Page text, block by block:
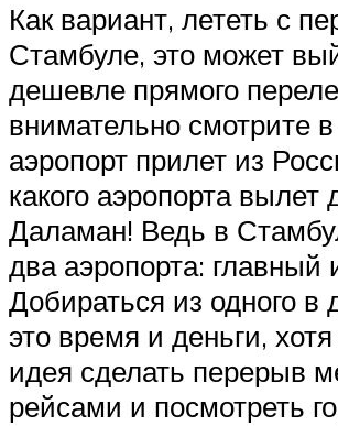
Как вариант, лететь с
Стамбуле, это может
дешевле прямого
внимательно смотрите в
аэропорт прилет из
какого аэропорта
Даламан! Ведь в
два аэропорта: главный
Добираться из одного в
это время и деньги,
идея сделать перерыв
рейсами и посмотреть